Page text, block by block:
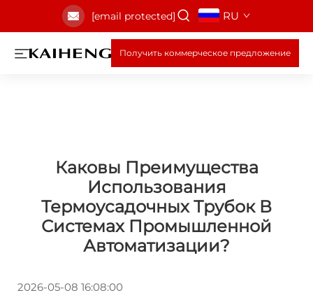
[email protected] RU
Получить коммерческое предложение
Каковы Преимущества
Использования
Термоусадочных Трубок В
Системах Промышленной
Автоматизации?
2026-05-08 16:08:00